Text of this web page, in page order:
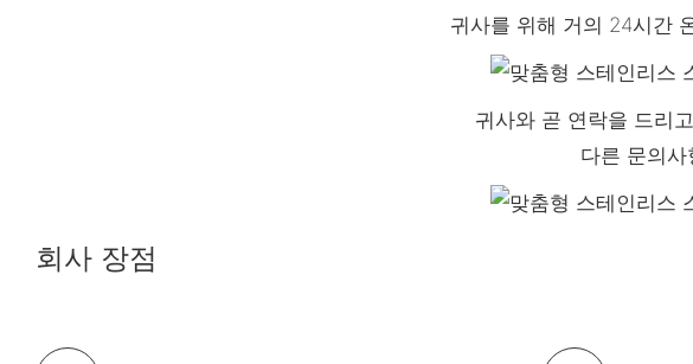
귀사를 위해 거의 24시간
귀사와 곧 연락을 드리
다른 문의사
회사 장점